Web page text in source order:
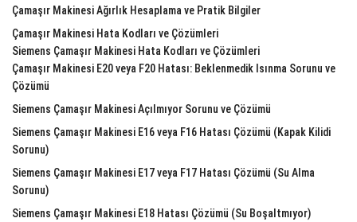
Çamaşır Makinesi Ağırlık Hesaplama ve Pratik Bilgiler
Çamaşır Makinesi Hata Kodları ve Çözümleri
Siemens Çamaşır Makinesi Hata Kodları ve Çözümleri
Çamaşır Makinesi E20 veya F20 Hatası: Beklenmedik Isınma Sorunu ve
Çözümü
Siemens Çamaşır Makinesi Açılmıyor Sorunu ve Çözümü
Siemens Çamaşır Makinesi E16 veya F16 Hatası Çözümü (Kapak Kilidi
Sorunu)
Siemens Çamaşır Makinesi E17 veya F17 Hatası Çözümü (Su Alma
Sorunu)
Siemens Çamaşır Makinesi E18 Hatası Çözümü (Su Boşaltmıyor)